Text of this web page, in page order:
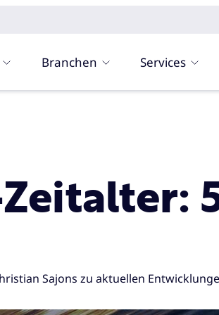
Branchen Services
Sajons zu aktuellen